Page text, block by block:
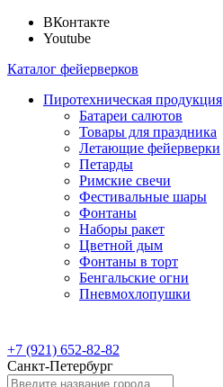
ВКонтакте
Youtube
Каталог фейерверков
Пиротехническая продукция
Батареи салютов
Товары для праздника
Летающие фейерверки
Петарды
Римские свечи
Фестивальные шары
Фонтаны
Наборы ракет
Цветной дым
Фонтаны в торт
Бенгальские огни
Пневмохлопушки
+7 (921) 652-82-82
Санкт-Петербург